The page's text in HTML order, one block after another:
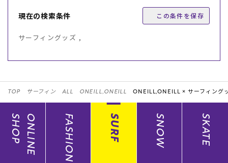
現在の検索条件 この条件を保存
サーフィングッズ ,
TOP サーフィン ALL ONEILL,ONEILL ONEILL,ONEILL × サーフィング
ONLINE
SHOP FASHION SURF SNOW SKATE